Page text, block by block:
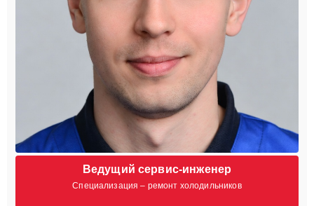
Ведущий сервис-инженер
Специализация – ремонт холодильников